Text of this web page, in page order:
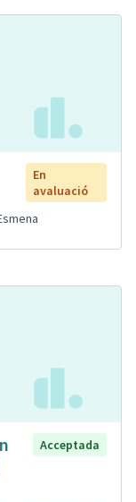
En
avaluació
Acceptada